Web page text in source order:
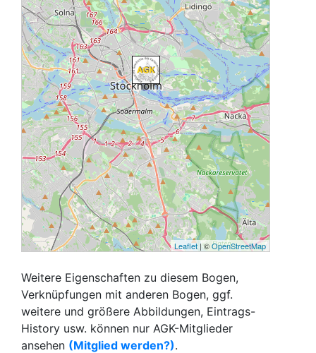
Leaflet | ©OpenStreetMap
Weitere Eigenschaften zu diesem Bogen,
Verknüpfungen mit anderen Bogen, ggf.
weitere und größere Abbildungen, Eintrags-
History usw. können nur AGK-Mitglieder
ansehen (Mitglied werden?).